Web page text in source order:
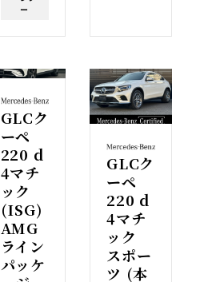
ー
GLCク
ーペ
220 d
4マチ
ック
(ISG)
AMG
ライン
パッケ
GLCク
ーペ
220 d
4マチ
ック
スポー
ツ (本